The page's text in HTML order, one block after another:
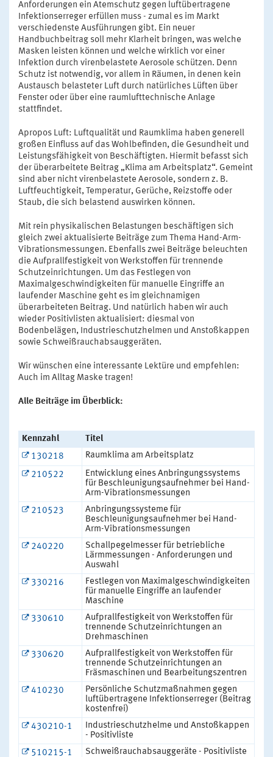
Anforderungen ein Atemschutz gegen luftübertragene
Infektionserreger erfüllen muss - zumal es im Markt
verschiedenste Ausführungen gibt. Ein neuer
Handbuchbeitrag soll mehr Klarheit bringen, was welche
Masken leisten können und welche wirklich vor einer
Infektion durch virenbelastete Aerosole schützen. Denn
Schutz ist notwendig, vor allem in Räumen, in denen kein
Austausch belasteter Luft durch natürliches Lüften über
Fenster oder über eine raumlufttechnische Anlage
stattfindet.
Apropos Luft: Luftqualität und Raumklima haben generell
großen Einfluss auf das Wohlbefinden, die Gesundheit und
Leistungsfähigkeit von Beschäftigten. Hiermit befasst sich
der überarbeitete Beitrag „Klima am Arbeitsplatz“. Gemeint
sind aber nicht virenbelastete Aerosole, sondern z. B.
Luftfeuchtigkeit, Temperatur, Gerüche, Reizstoffe oder
Staub, die sich belastend auswirken können.
Mit rein physikalischen Belastungen beschäftigen sich
gleich zwei aktualisierte Beiträge zum Thema Hand-Arm-
Vibrationsmessungen. Ebenfalls zwei Beiträge beleuchten
die Aufprallfestigkeit von Werkstoffen für trennende
Schutzeinrichtungen. Um das Festlegen von
Maximalgeschwindigkeiten für manuelle Eingriffe an
laufender Maschine geht es im gleichnamigen
überarbeiteten Beitrag. Und natürlich haben wir auch
wieder Positivlisten aktualisiert: diesmal von
Bodenbelägen, Industrieschutzhelmen und Anstoßkappen
sowie Schweißrauchabsauggeräten.
Wir wünschen eine interessante Lektüre und empfehlen:
Auch im Alltag Maske tragen!
Alle Beiträge im Überblick:
Kennzahl
Titel
130218
Raumklima am Arbeitsplatz
210522
Entwicklung eines Anbringungssystems
für Beschleunigungsaufnehmer bei Hand-
Arm-Vibrationsmessungen
210523
Anbringungssysteme für
Beschleunigungsaufnehmer bei Hand-
Arm-Vibrationsmessungen
240220
Schallpegelmesser für betriebliche
Lärmmessungen - Anforderungen und
Auswahl
330216
Festlegen von Maximalgeschwindigkeiten
für manuelle Eingriffe an laufender
Maschine
330610
Aufprallfestigkeit von Werkstoffen für
trennende Schutzeinrichtungen an
Drehmaschinen
330620
Aufprallfestigkeit von Werkstoffen für
trennende Schutzeinrichtungen an
Fräsmaschinen und Bearbeitungszentren
410230
Persönliche Schutzmaßnahmen gegen
luftübertragene Infektionserreger (Beitrag
kostenfrei)
430210-1
Industrieschutzhelme und Anstoßkappen
- Positivliste
510215-1
Schweißrauchabsauggeräte - Positivliste